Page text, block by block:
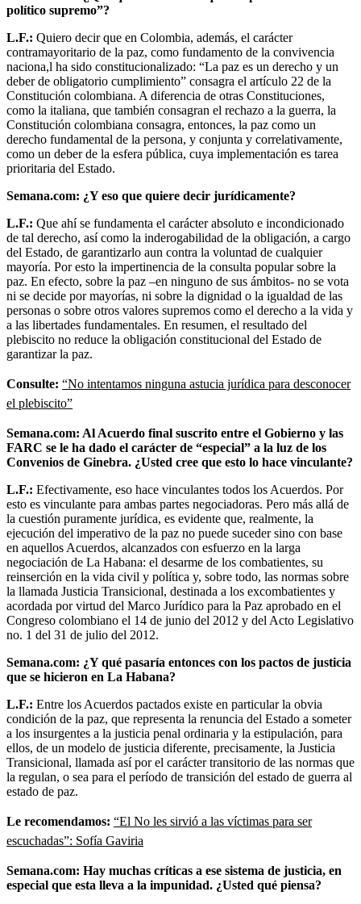
político supremo”?
L.F.: Quiero decir que en Colombia, además, el carácter
contramayoritario de la paz, como fundamento de la convivencia
naciona,l ha sido constitucionalizado: “La paz es un derecho y un
deber de obligatorio cumplimiento” consagra el artículo 22 de la
Constitución colombiana. A diferencia de otras Constituciones,
como la italiana, que también consagran el rechazo a la guerra, la
Constitución colombiana consagra, entonces, la paz como un
derecho fundamental de la persona, y conjunta y correlativamente,
como un deber de la esfera pública, cuya implementación es tarea
prioritaria del Estado.
Semana.com: ¿Y eso que quiere decir jurídicamente?
L.F.: Que ahí se fundamenta el carácter absoluto e incondicionado
de tal derecho, así como la inderogabilidad de la obligación, a cargo
del Estado, de garantizarlo aun contra la voluntad de cualquier
mayoría. Por esto la impertinencia de la consulta popular sobre la
paz. En efecto, sobre la paz –en ninguno de sus ámbitos- no se vota
ni se decide por mayorías, ni sobre la dignidad o la igualdad de las
personas o sobre otros valores supremos como el derecho a la vida y
a las libertades fundamentales. En resumen, el resultado del
plebiscito no reduce la obligación constitucional del Estado de
garantizar la paz.
Consulte: “No intentamos ninguna astucia jurídica para desconocer
el plebiscito”
Semana.com: Al Acuerdo final suscrito entre el Gobierno y las
FARC se le ha dado el carácter de “especial” a la luz de los
Convenios de Ginebra. ¿Usted cree que esto lo hace vinculante?
L.F.: Efectivamente, eso hace vinculantes todos los Acuerdos. Por
esto es vinculante para ambas partes negociadoras. Pero más allá de
la cuestión puramente jurídica, es evidente que, realmente, la
ejecución del imperativo de la paz no puede suceder sino con base
en aquellos Acuerdos, alcanzados con esfuerzo en la larga
negociación de La Habana: el desarme de los combatientes, su
reinserción en la vida civil y política y, sobre todo, las normas sobre
la llamada Justicia Transicional, destinada a los excombatientes y
acordada por virtud del Marco Jurídico para la Paz aprobado en el
Congreso colombiano el 14 de junio del 2012 y del Acto Legislativo
no. 1 del 31 de julio del 2012.
Semana.com: ¿Y qué pasaría entonces con los pactos de justicia
que se hicieron en La Habana?
L.F.: Entre los Acuerdos pactados existe en particular la obvia
condición de la paz, que representa la renuncia del Estado a someter
a los insurgentes a la justicia penal ordinaria y la estipulación, para
ellos, de un modelo de justicia diferente, precisamente, la Justicia
Transicional, llamada así por el carácter transitorio de las normas que
la regulan, o sea para el período de transición del estado de guerra al
estado de paz.
Le recomendamos: “El No les sirvió a las víctimas para ser
escuchadas”: Sofía Gaviria
Semana.com: Hay muchas críticas a ese sistema de justicia, en
especial que esta lleva a la impunidad. ¿Usted qué piensa?